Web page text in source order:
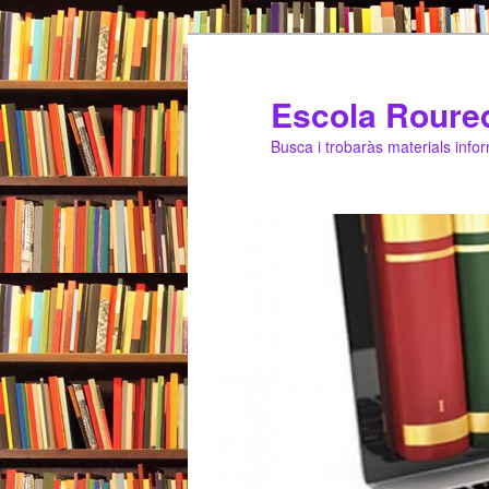
Escola
Busca i trobaràs materials